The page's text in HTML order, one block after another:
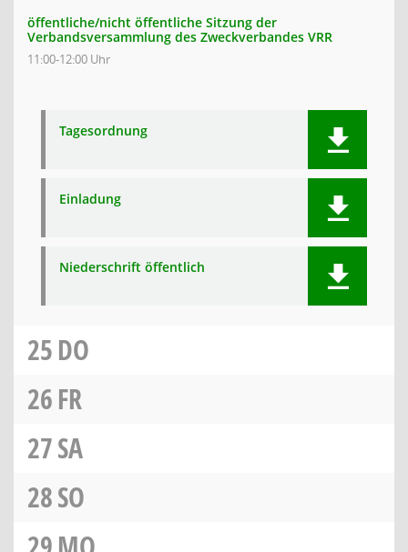
öffentliche/nicht öffentliche Sitzung der
Verbandsversammlung des Zweckverbandes VRR
11:00-12:00 Uhr
Tagesordnung
Einladung
Niederschrift öffentlich
25DO
26FR
27SA
28SO